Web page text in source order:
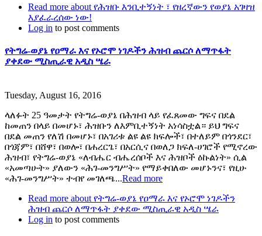
Read more about የሕዝቡ እንቢተኝነት ፣ የዘረኛውን የወያኔ አገዛዝ
እያፈራረሰው ነው!
Log in to post comments
የትግሬ-ወያኔ የዐማራ እና የኦሮሞ ነገዶችን ሕዝብ ጨርሶ ለማጥፋት
ያቀደው ሚስጢራዊ አዲስ ሤራ
Tuesday, August 16, 2016
ላለፉት 25 ዓመታት የትግሬ-ወያኔ በሕዝብ ላይ የፈጸመው ግፍና በደል
ከመጠን በላይ በመሆኑ፣ ሕዝቡን ለእምቢተኝነት አነሳስቷል። ይህ ግፍና
በደል መጠን የለሽ በመሆኑ፣ በአገሪቱ ልዩ ልዩ ክፍሎች፣ በተለይም በጎንደር፣
በጎጃም፣ በሸዋ፣ በወሎ፣ በሐረርጌ፣ በአርሲና በወለጋ ክፍለ-ሀገሮች የሚኖረው
ሕዝብ፣ የትግሬ-ወያኔ «ለብሔር ብሔረሰቦች እና ሕዝቦች ዕኩልነት» ሲል
«አመጣሁት» ያለውን «ሕገ-መንግሥት» የማይቀበለው መሆኑንና፣ የዚሁ
«ሕገ-መንግሥት» ተብየ መገለጫ...Read more
Read more about የትግሬ-ወያኔ የዐማራ እና የኦሮሞ ነገዶችን
ሕዝብ ጨርሶ ለማጥፋት ያቀደው ሚስጢራዊ አዲስ ሤራ
Log in to post comments